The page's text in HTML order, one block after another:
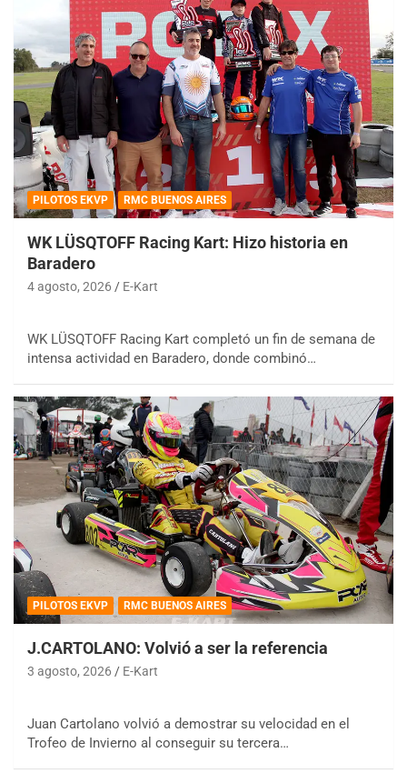
PILOTOS EKVP RMC BUENOS AIRES
WK LÜSQTOFF Racing Kart: Hizo historia en
Baradero
4 agosto, 2026 E-Kart
WK LÜSQTOFF Racing Kart completó un fin de semana de
intensa actividad en Baradero, donde combinó…
PILOTOS EKVP RMC BUENOS AIRES
J.CARTOLANO: Volvió a ser la referencia
3 agosto, 2026 E-Kart
Juan Cartolano volvió a demostrar su velocidad en el
Trofeo de Invierno al conseguir su tercera…